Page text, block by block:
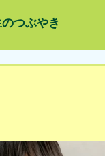
つぶやき